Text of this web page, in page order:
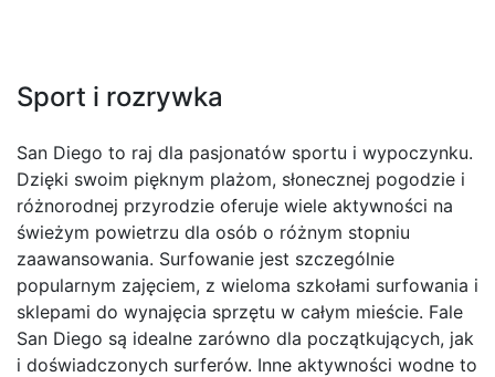
Sport i rozrywka
San Diego to raj dla pasjonatów sportu i wypoczynku.
Dzięki swoim pięknym plażom, słonecznej pogodzie i
różnorodnej przyrodzie oferuje wiele aktywności na
świeżym powietrzu dla osób o różnym stopniu
zaawansowania. Surfowanie jest szczególnie
popularnym zajęciem, z wieloma szkołami surfowania i
sklepami do wynajęcia sprzętu w całym mieście. Fale
San Diego są idealne zarówno dla początkujących, jak
i doświadczonych surferów. Inne aktywności wodne to